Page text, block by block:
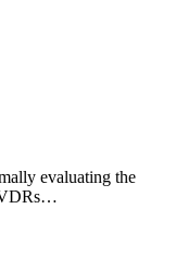
evaluating the
VDRs…